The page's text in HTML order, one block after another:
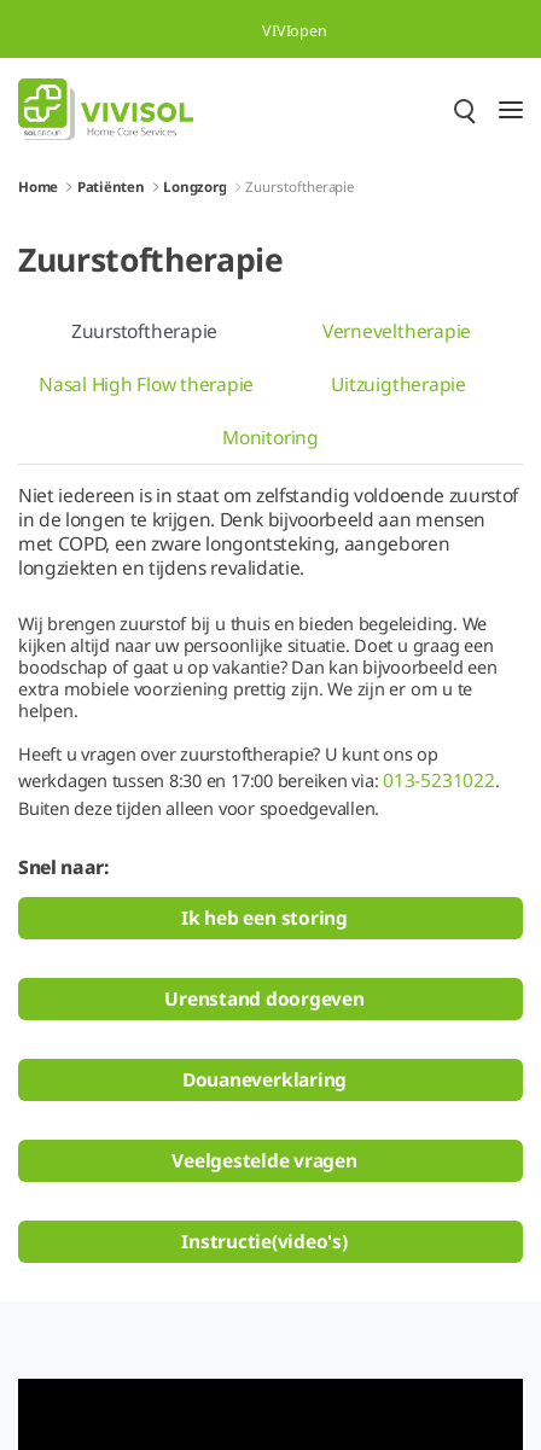
Overslaan en naar hoofdinhoud gaan
VIVIopen
Home Patiënten Longzorg Zuurstoftherapie
Zuurstoftherapie
Zuurstoftherapie
Verneveltherapie
Nasal High Flow therapie
Uitzuigtherapie
Monitoring
Niet iedereen is in staat om zelfstandig voldoende zuurstof
in de longen te krijgen. Denk bijvoorbeeld aan mensen
met COPD, een zware longontsteking, aangeboren
longziekten en tijdens revalidatie.
Wij brengen zuurstof bij u thuis en bieden begeleiding. We
kijken altijd naar uw persoonlijke situatie. Doet u graag een
boodschap of gaat u op vakantie? Dan kan bijvoorbeeld een
extra mobiele voorziening prettig zijn. We zijn er om u te
helpen.
Heeft u vragen over zuurstoftherapie? U kunt ons op
werkdagen tussen 8:30 en 17:00 bereiken via:013-5231022.
Buiten deze tijden alleen voor spoedgevallen.
Snel naar:
Ik heb een storing
Urenstand doorgeven
Douaneverklaring
Veelgestelde vragen
Instructie(video's)